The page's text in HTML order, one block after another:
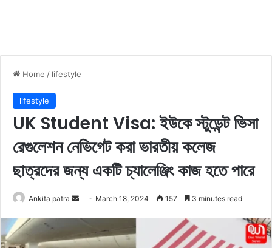
Home / lifestyle
lifestyle
UK Student Visa: ইউকে স্টুডেন্ট ভিসা
রেগুলেশন নেভিগেট করা ভারতীয় কলেজ
ছাত্রদের জন্য একটি চ্যালেঞ্জিং কাজ হতে পারে
Ankita patra
d
March 18, 2024 157 3 minutes read